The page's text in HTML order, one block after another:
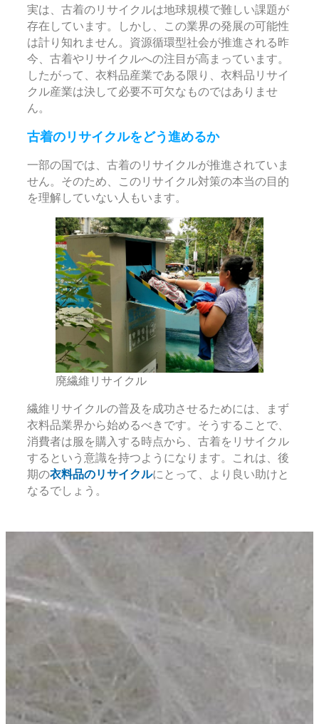
実は、古着のリサイクルは地球規模で難しい課題が
存在しています。しかし、この業界の発展の可能性
は計り知れません。資源循環型社会が推進される昨
今、古着やリサイクルへの注目が高まっています。
したがって、衣料品産業である限り、衣料品リサイ
クル産業は決して必要不可欠なものではありませ
ん。
古着のリサイクルをどう進めるか
一部の国では、古着のリサイクルが推進されていま
せん。そのため、このリサイクル対策の本当の目的
を理解していない人もいます。
廃繊維リサイクル
繊維リサイクルの普及を成功させるためには、まず
衣料品業界から始めるべきです。そうすることで、
消費者は服を購入する時点から、古着をリサイクル
するという意識を持つようになります。これは、後
期の衣料品のリサイクルにとって、より良い助けと
なるでしょう。